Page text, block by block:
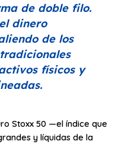
de doble filo.
dinero
de los
físicos y
Stoxx 50 —el índice que
y líquidas de la